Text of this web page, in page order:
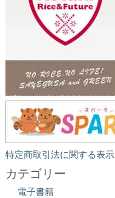
特定商取引法に関する表示
カテゴリー
電子書籍